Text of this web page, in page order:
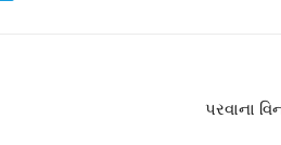
પરવાના